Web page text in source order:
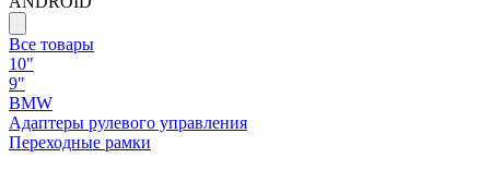
Все товары
10"
9"
BMW
Адаптеры рулевого управления
Переходные рамки